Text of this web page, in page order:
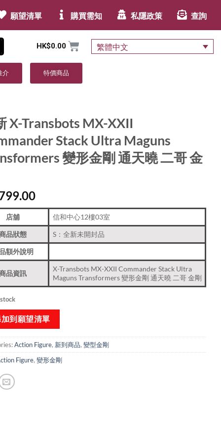
願望清單 購買需知 私隱政策 查詢
HK$0.00 繁體中文
介 特價商品
X-Transbots MX-XXII
Stack Ultra Maguns
變形金剛 通天曉 二哥 金
店舖 信和中心12樓03室
品狀態 S：全新未開封品
額外說明
品資訊
X-Transbots MX-XXII Commander Stack Ultra
Maguns Transformers 變形金剛 通天曉 二哥 金剛
到願望清單
Action Figure, 新到商品​, 變型金剛
Figure, 變形金剛